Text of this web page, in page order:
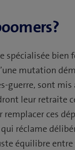
spécialisée
mutation
guerre, sont mis
leur retraite
ces
réclame
équilibre